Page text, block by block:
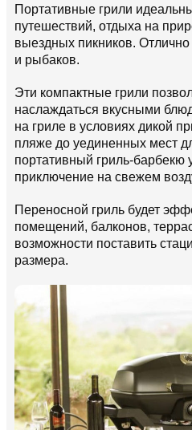
Портативные грили
путешествий, отдыха на
выездных пикников.
и рыбаков.
Эти компактные грили
наслаждаться вкусными
на гриле в условиях дикой
пляже до уединенных мест
портативный гриль-барбекю
приключение на свежем
Переносной гриль будет
помещений, балконов,
возможности поставить
размера.